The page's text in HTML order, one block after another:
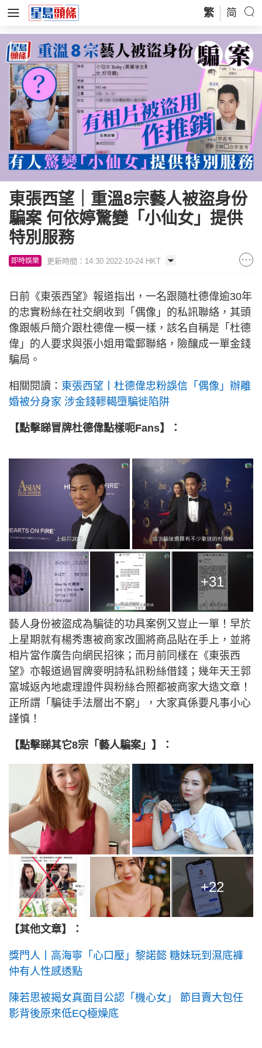
繁 简
東張西望｜重溫8宗藝人被盜身份
騙案 何依婷驚變「小仙女」提供
特別服務
即時娛樂 更新時間：14:30 2022-10-24 HKT
日前《東張西望》報道指出，一名跟隨杜德偉逾30年
的忠實粉絲在社交網收到「偶像」的私訊聯絡，其頭
像跟帳戶簡介跟杜德偉一模一樣，該名自稱是「杜德
偉」的人要求與張小姐用電郵聯絡，險釀成一單金錢
騙局。
相關閱讀： 東張西望丨杜德偉忠粉誤信「偶像」辦離
婚被分身家 涉金錢轇轕墮騙徙陷阱
【點擊睇冒牌杜德偉點樣呃Fans】：
+31
藝人身份被盜成為騙徒的功具案例又豈止一單！早於
上星期就有楊秀惠被商家改圖將商品貼在手上，並將
相片當作廣告向網民招徠；而月前同樣在《東張西
望》亦報道過冒牌麥明詩私訊粉絲借錢；幾年天王郭
富城返內地處理證件與粉絲合照都被商家大造文章！
正所謂「騙徒手法層出不窮」，大家真係要凡事小心
謹慎！
【點擊睇其它8宗「藝人騙案」】：
+22
【其他文章】：
獎門人丨高海寧「心口壓」黎諾懿 糖妹玩到濕底褲
仲有人性感透點
陳若思被揭女真面目公認「機心女」 節目賣大包任
影背後原來低EQ極燥底